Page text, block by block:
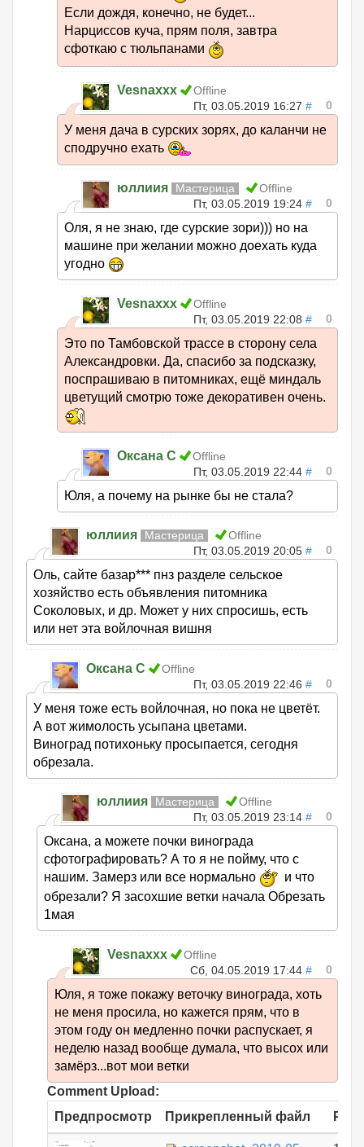
Если дождя, конечно, не будет...
Нарциссов куча, прям поля, завтра
сфоткаю с тюльпанами
Vesnaxxx
Offline
Пт, 03.05.2019 16:27 # 0
У меня дача в сурских зорях, до каланчи не
сподручно ехать
юллиия Мастерица
Offline
Пт, 03.05.2019 19:24 # 0
Оля, я не знаю, где сурские зори))) но на
машине при желании можно доехать куда
угодно
Vesnaxxx
Offline
Пт, 03.05.2019 22:08 # 0
Это по Тамбовской трассе в сторону села
Александровки. Да, спасибо за подсказку,
поспрашиваю в питомниках, ещё миндаль
цветущий смотрю тоже декоративен очень.
Оксана С
Offline
Пт, 03.05.2019 22:44 # 0
Юля, а почему на рынке бы не стала?
юллиия Мастерица
Offline
Пт, 03.05.2019 20:05 # 0
Оль, сайте базар*** пнз разделе сельское
хозяйство есть объявления питомника
Соколовых, и др. Может у них спросишь, есть
или нет эта войлочная вишня
Оксана С
Offline
Пт, 03.05.2019 22:46 # 0
У меня тоже есть войлочная, но пока не цветёт.
А вот жимолость усыпана цветами.
Виноград потихоньку просыпается, сегодня
обрезала.
юллиия Мастерица
Offline
Пт, 03.05.2019 23:14 # 0
Оксана, а можете почки винограда
сфотографировать? А то я не пойму, что с
нашим. Замерз или все нормально
и что
обрезали? Я засохшие ветки начала Обрезать
1мая
Vesnaxxx
Offline
Сб, 04.05.2019 17:44 # 0
Юля, я тоже покажу веточку винограда, хоть
не меня просила, но кажется прям, что в
этом году он медленно почки распускает, я
неделю назад вообще думала, что высох или
замёрз...вот мои ветки
Comment Upload:
Предпросмотр
Прикрепленный файл